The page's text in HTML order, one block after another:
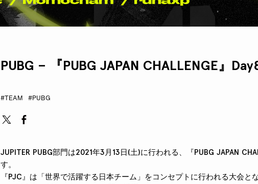
PUBG – 『PUBG JAPAN CHALLENGE』
#TEAM #PUBG
JUPITER PUBG部門は2021年3月13日(土)に行われる、『PUBG JAPAN
す。
『PJC』は「世界で活躍する日本チーム」をコンセプトに行われる大会と